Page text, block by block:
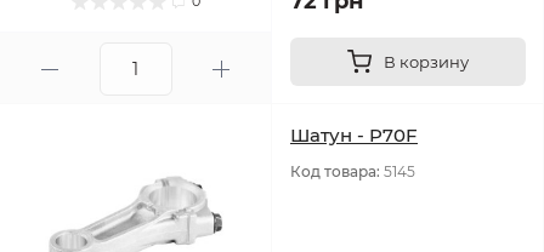
В корзину
Шатун - P70F
Код товара: 5145